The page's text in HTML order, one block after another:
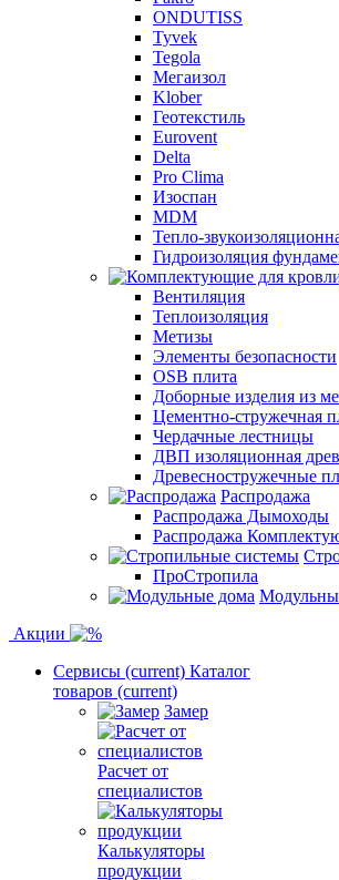
ONDUTISS
Tyvek
Tegola
Мегаизол
Klober
Геотекстиль
Eurovent
Delta
Pro Clima
Изоспан
MDM
Тепло-
Гидроизоляция
Вентиляция
Теплоизоляция
Метизы
Элементы безопасности
OSB плита
Доборные изделия из
Цементно-стружечная
Чердачные лестницы
ДВП изоляционная
Древесностружечные
Распродажа
Распродажа Дымоходы
Распродажа
ПроСтропила
Акции
Сервисы (current) Каталог
товаров (current)
Замер
Расчет от
специалистов
Калькуляторы
продукции